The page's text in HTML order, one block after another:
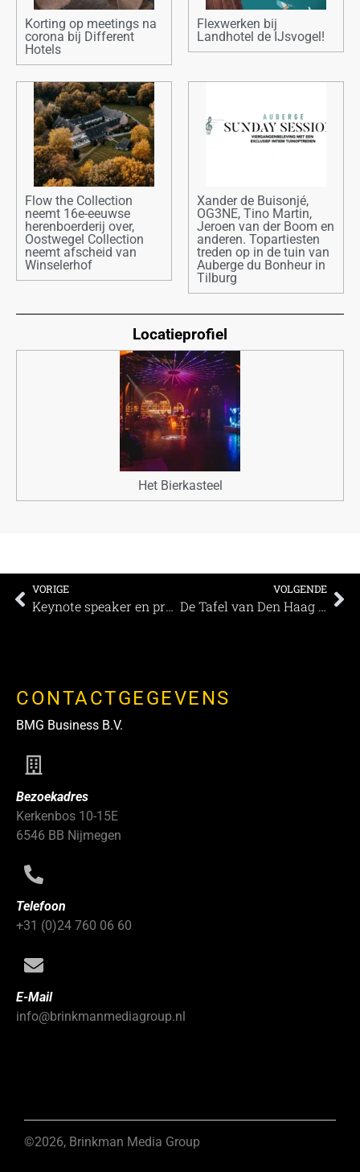
Korting op meetings na
corona bij Different
Hotels
Flexwerken bij
Landhotel de IJsvogel!
Flow the Collection
neemt 16e-eeuwse
herenboerderij over,
Oostwegel Collection
neemt afscheid van
Winselerhof
Xander de Buisonjé,
OG3NE, Tino Martin,
Jeroen van der Boom en
anderen. Topartiesten
treden op in de tuin van
Auberge du Bonheur in
Tilburg
Locatieprofiel
Het Bierkasteel
VORIGE
Keynote speaker en presentatietrainer Pieter Frijters: ‘Ontwikkel het lef om te durven kijken’
VOLGENDE
De Tafel van Den Haag “we vormen één team”
CONTACTGEGEVENS
BMG Business B.V.
Bezoekadres
Kerkenbos 10-15E
6546 BB Nijmegen
Telefoon
+31 (0)24 760 06 60
E-Mail
info@brinkmanmediagroup.nl
©2026, Brinkman Media Group